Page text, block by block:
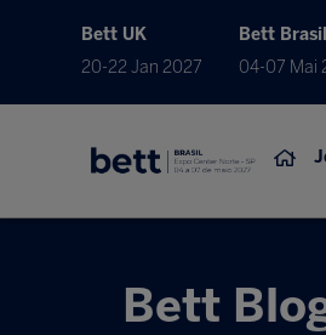
Bett UK
20-22 Jan 2027
Bett Brasil
04-07 Mai
Bett